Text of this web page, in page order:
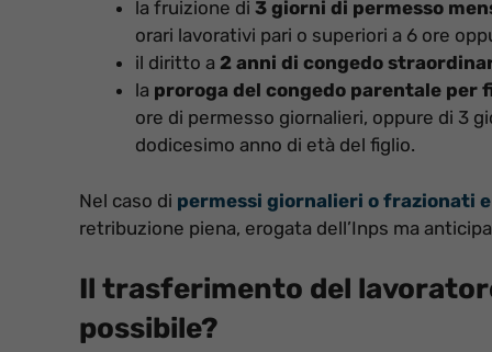
la fruizione di 3 giorni di permesso
orari lavorativi pari o superiori a 6 ore
il diritto a 2 anni di congedo
la proroga del congedo parentale per
ore di permesso giornalieri, oppure di 3
dodicesimo anno di età del figlio.
Nel caso di permessi giornalieri o frazionati
retribuzione piena, erogata dell’Inps ma
Il trasferimento del
possibile?